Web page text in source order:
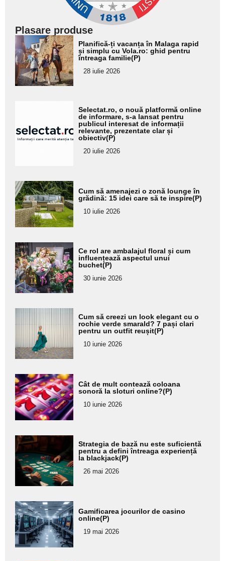
Plasare produse
Adaugă
aici textul
pentru
subtitlu
Planifică-ți vacanța în Malaga rapid
și simplu cu Vola.ro: ghid pentru
întreaga familie(P)
28 iulie 2026
pentru
subtitlu
Selectat.ro, o nouă platformă online
de informare, s-a lansat pentru
publicul interesat de informații
relevante, prezentate clar și
obiectiv(P)
20 iulie 2026
Adaugă
aici textul
pentru
subtitlu
Cum să amenajezi o zonă lounge în
grădină: 15 idei care să te inspire(P)
10 iulie 2026
Adaugă
aici textul
pentru
subtitlu
Ce rol are ambalajul floral și cum
influențează aspectul unui
buchet(P)
30 iunie 2026
Adaugă
aici textul
pentru
subtitlu
Cum să creezi un look elegant cu o
rochie verde smarald? 7 pași clari
pentru un outfit reușit(P)
10 iunie 2026
Adaugă
aici textul
pentru
subtitlu
Cât de mult contează coloana
sonoră la sloturi online?(P)
10 iunie 2026
Adaugă
aici textul
pentru
subtitlu
Strategia de bază nu este suficientă
pentru a defini întreaga experiență
la blackjack(P)
26 mai 2026
Adaugă
aici textul
pentru
subtitlu
Gamificarea jocurilor de casino
online(P)
19 mai 2026